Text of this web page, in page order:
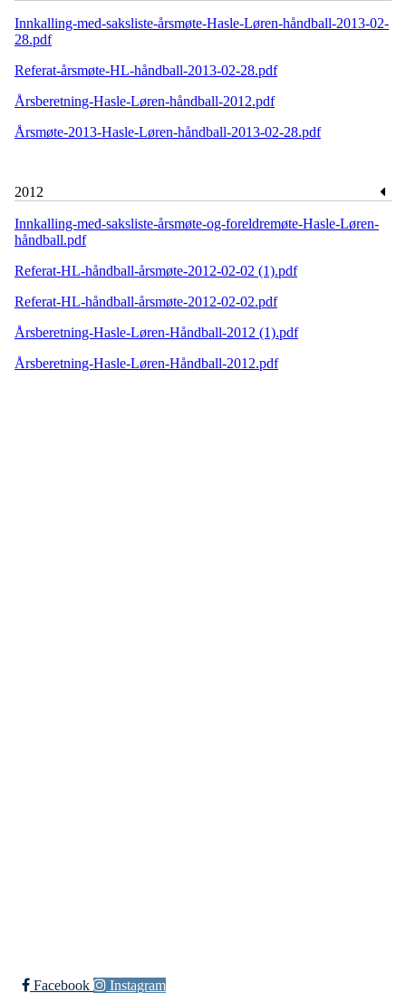
Innkalling-med-saksliste-årsmøte-Hasle-Løren-håndball-2013-02-
28.pdf
Referat-årsmøte-HL-håndball-2013-02-28.pdf
Årsberetning-Hasle-Løren-håndball-2012.pdf
Årsmøte-2013-Hasle-Løren-håndball-2013-02-28.pdf
2012
Innkalling-med-saksliste-årsmøte-og-foreldremøte-Hasle-Løren-
håndball.pdf
Referat-HL-håndball-årsmøte-2012-02-02 (1).pdf
Referat-HL-håndball-årsmøte-2012-02-02.pdf
Årsberetning-Hasle-Løren-Håndball-2012 (1).pdf
Årsberetning-Hasle-Løren-Håndball-2012.pdf
Facebook Instagram